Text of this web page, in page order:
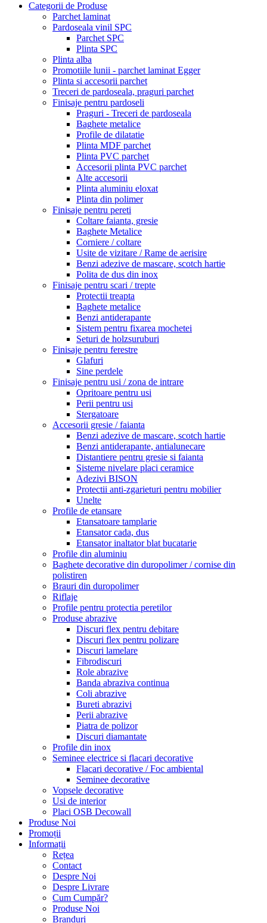
Categorii de Produse
Parchet laminat
Pardoseala vinil SPC
Parchet SPC
Plinta SPC
Plinta alba
Promotiile lunii - parchet laminat Egger
Plinta si accesorii parchet
Treceri de pardoseala, praguri parchet
Finisaje pentru pardoseli
Praguri - Treceri de pardoseala
Baghete metalice
Profile de dilatatie
Plinta MDF parchet
Plinta PVC parchet
Accesorii plinta PVC parchet
Alte accesorii
Plinta aluminiu eloxat
Plinta din polimer
Finisaje pentru pereti
Coltare faianta, gresie
Baghete Metalice
Corniere / coltare
Usite de vizitare / Rame de aerisire
Benzi adezive de mascare, scotch hartie
Polita de dus din inox
Finisaje pentru scari / trepte
Protectii treapta
Baghete metalice
Benzi antiderapante
Sistem pentru fixarea mochetei
Seturi de holzsuruburi
Finisaje pentru ferestre
Glafuri
Sine perdele
Finisaje pentru usi / zona de intrare
Opritoare pentru usi
Perii pentru usi
Stergatoare
Accesorii gresie / faianta
Benzi adezive de mascare, scotch hartie
Benzi antiderapante, antialunecare
Distantiere pentru gresie si faianta
Sisteme nivelare placi ceramice
Adezivi BISON
Protectii anti-zgarieturi pentru mobilier
Unelte
Profile de etansare
Etansatoare tamplarie
Etansator cada, dus
Etansator inaltator blat bucatarie
Profile din aluminiu
Baghete decorative din duropolimer / cornise din
polistiren
Brauri din duropolimer
Riflaje
Profile pentru protectia peretilor
Produse abrazive
Discuri flex pentru debitare
Discuri flex pentru polizare
Discuri lamelare
Fibrodiscuri
Role abrazive
Banda abraziva continua
Coli abrazive
Bureti abrazivi
Perii abrazive
Piatra de polizor
Discuri diamantate
Profile din inox
Seminee electrice si flacari decorative
Flacari decorative / Foc ambiental
Seminee decorative
Vopsele decorative
Usi de interior
Placi OSB Decowall
Produse Noi
Promoții
Informații
Rețea
Contact
Despre Noi
Despre Livrare
Cum Cumpăr?
Produse Noi
Branduri